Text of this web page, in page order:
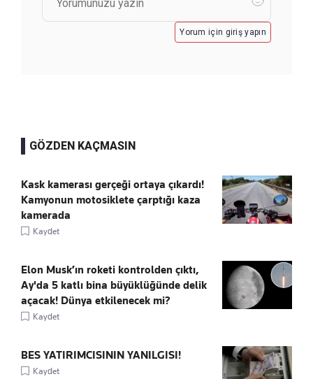
Yorum için giriş yapın
GÖZDEN KAÇMASIN
Kask kamerası gerçeği ortaya çıkardı!
Kamyonun motosiklete çarptığı kaza
kamerada
Kaydet
Elon Musk’ın roketi kontrolden çıktı,
Ay'da 5 katlı bina büyüklüğünde delik
açacak! Dünya etkilenecek mi?
Kaydet
BES YATIRIMCISININ YANILGISI!
Kaydet